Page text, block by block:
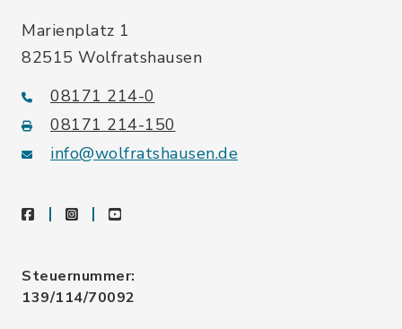
Marienplatz 1
82515 Wolfratshausen
08171 214-0
08171 214-150
info@wolfratshausen.de
facebookinstagramyoutube
Steuernummer:
139/114/70092